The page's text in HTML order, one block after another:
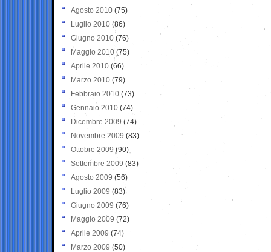
Agosto 2010 (75)
Luglio 2010 (86)
Giugno 2010 (76)
Maggio 2010 (75)
Aprile 2010 (66)
Marzo 2010 (79)
Febbraio 2010 (73)
Gennaio 2010 (74)
Dicembre 2009 (74)
Novembre 2009 (83)
Ottobre 2009 (90)
Settembre 2009 (83)
Agosto 2009 (56)
Luglio 2009 (83)
Giugno 2009 (76)
Maggio 2009 (72)
Aprile 2009 (74)
Marzo 2009 (50)